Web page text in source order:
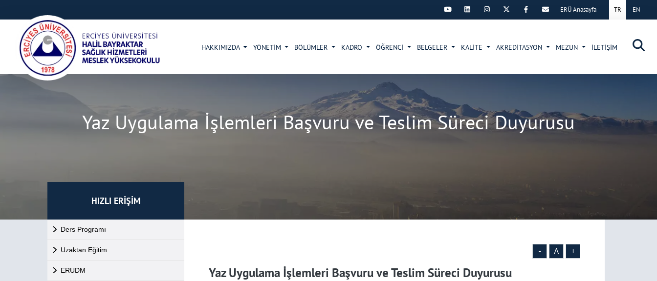
×
TR EN
ERÜ Anasayfa
HAKKIMIZDA YÖNETİM BÖLÜMLER KADRO ÖĞRENCİ BELGELER KALİTE AKREDİTASYON MEZUN İLETİŞİM
Yaz Uygulama İşlemleri Başvuru ve Teslim Süreci Duyurusu
HIZLI ERİŞİM
Ders Programı
Uzaktan Eğitim
ERUDM
- A +
Yaz Uygulama İşlemleri Başvuru ve Teslim Süreci Duyurusu